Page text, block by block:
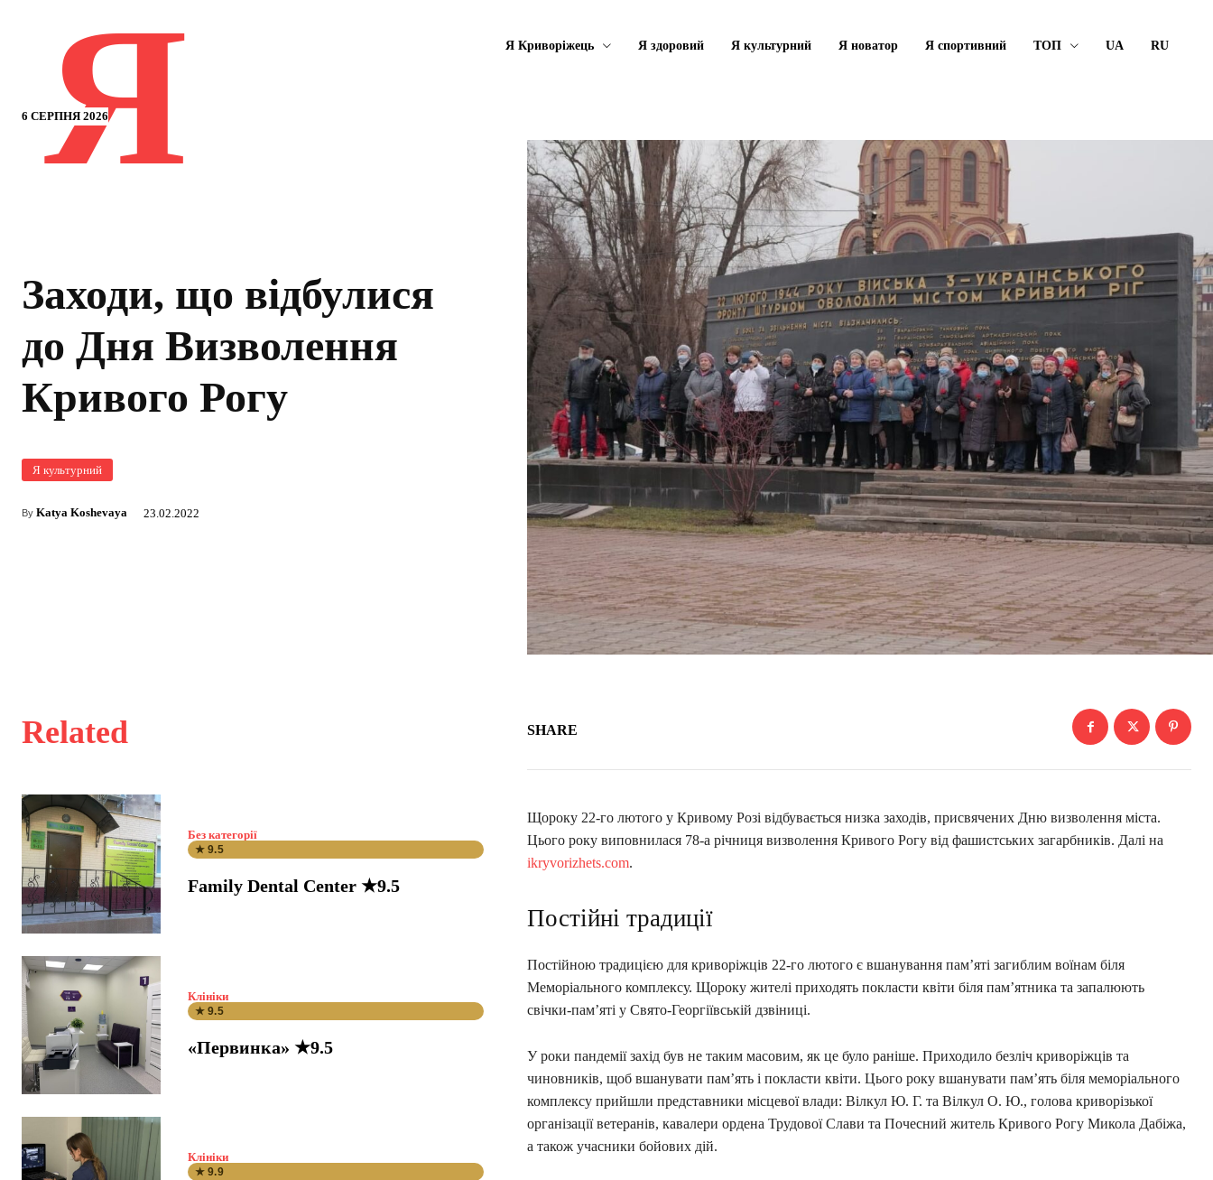
6 СЕРПНЯ 2026
Я Я Криворіжець Я здоровий Я культурний Я новатор Я спортивний ТОП UA RU
Заходи, що відбулися
до Дня Визволення
Кривого Рогу
Я культурний
By Katya Koshevaya 23.02.2022
Related
Без категорії
★ 9.5
Family Dental Center ★9.5
Клініки
★ 9.5
«Первинка» ★9.5
Клініки
★ 9.9
SHARE
Щороку 22-го лютого у Кривому Розі відбувається низка заходів, присвячених Дню визволення міста.
Цього року виповнилася 78-а річниця визволення Кривого Рогу від фашистських загарбників. Далі на
ikryvorizhets.com.
Постійні традиції
Постійною традицією для криворіжців 22-го лютого є вшанування пам’яті загиблим воїнам біля
Меморіального комплексу. Щороку жителі приходять покласти квіти біля пам’ятника та запалюють
свічки-пам’яті у Свято-Георгіївській дзвіниці.
У роки пандемії захід був не таким масовим, як це було раніше. Приходило безліч криворіжців та
чиновників, щоб вшанувати пам’ять і покласти квіти. Цього року вшанувати пам’ять біля меморіального
комплексу прийшли представники місцевої влади: Вілкул Ю. Г. та Вілкул О. Ю., голова криворізької
організації ветеранів, кавалери ордена Трудової Слави та Почесний житель Кривого Рогу Микола Дабіжа,
а також учасники бойових дій.